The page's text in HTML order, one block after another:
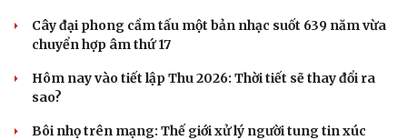
Cây đại phong cầm tấu một bản nhạc suốt 639 năm vừa
chuyển hợp âm thứ 17
Hôm nay vào tiết lập Thu 2026: Thời tiết sẽ thay đổi ra
sao?
Bôi nhọ trên mạng: Thế giới xử lý người tung tin xúc